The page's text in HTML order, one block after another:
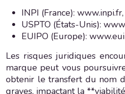
INPI (France):
USPTO (États-Unis):
EUIPO (Europe):
Les risques juridiques
marque peut vous
obtenir le transfert du nom
graves, impactant la